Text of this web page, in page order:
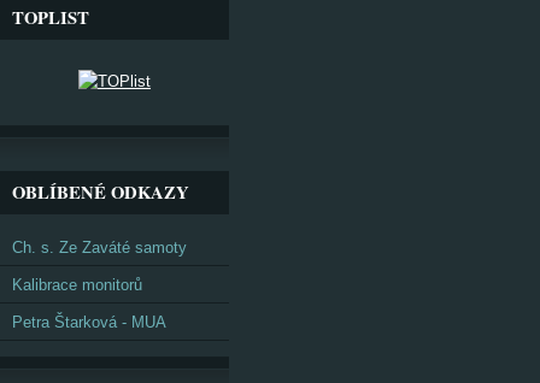
TOPLIST
OBLÍBENÉ ODKAZY
Ch. s. Ze Zaváté samoty
Kalibrace monitorů
Petra Štarková - MUA